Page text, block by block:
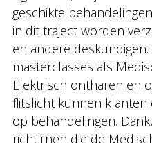
geschikte
in dit traject worden
en andere
masterclasses als
Elektrisch ontharen en
flitslicht kunnen klanten
op behandelingen.
richtlijnen die de